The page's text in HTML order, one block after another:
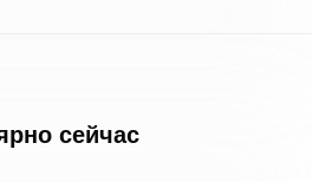
сейчас